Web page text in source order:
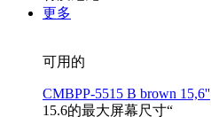
更多
可用的
CMBPP-5515 B brown 15,6''
15.6的最大屏幕尺寸“